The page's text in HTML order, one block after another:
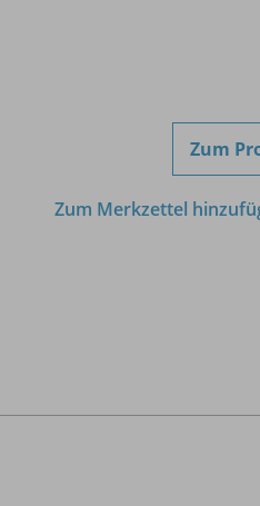
Zum
Zum Merkzettel